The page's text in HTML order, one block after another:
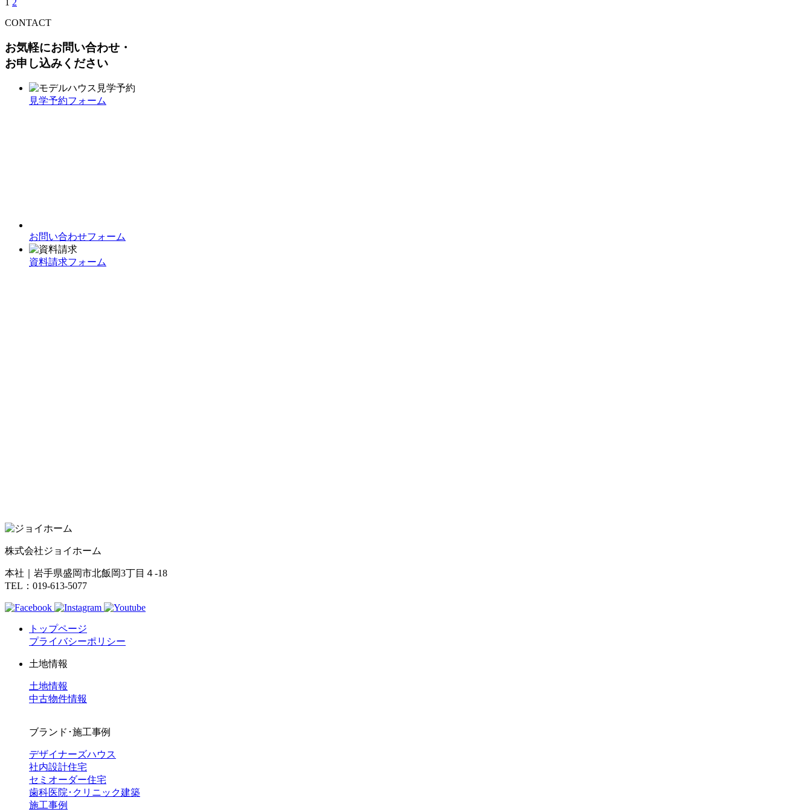
1 2
CONTACT
お気軽にお問い合わせ・
お申し込みください
見学予約フォーム
お問い合わせフォーム
資料請求フォーム
株式会社ジョイホーム
本社｜岩手県盛岡市北飯岡3丁目４-18
TEL：019-613-5077
トップページ
プライバシーポリシー
土地情報
土地情報
中古物件情報
ブランド･施工事例
デザイナーズハウス
社内設計住宅
セミオーダー住宅
歯科医院･クリニック建築
施工事例